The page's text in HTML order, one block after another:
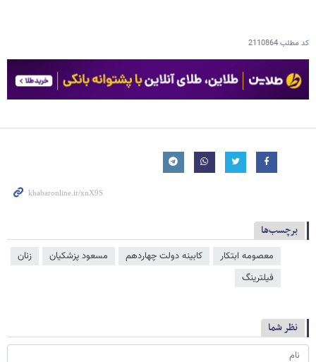
کد مطلب2110864
برچسب‌ها
معصومه ابتکار کابینه دولت چهاردهم مسعود پزشکیان
زنان
فیلترینگ
نظر شما